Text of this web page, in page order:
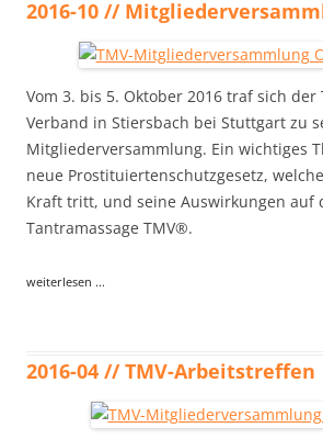
2016-10 //
Vom 3. bis 5. Oktober 2016 traf sich der
Verband in Stiersbach bei Stuttgart zu
Mitgliederversammlung. Ein wichtiges
neue Prostituiertenschutzgesetz,
Kraft tritt, und seine Auswirkungen auf
Tantramassage TMV®.
weiterlesen ...
2016-04 // TMV-Arbeitstreffen